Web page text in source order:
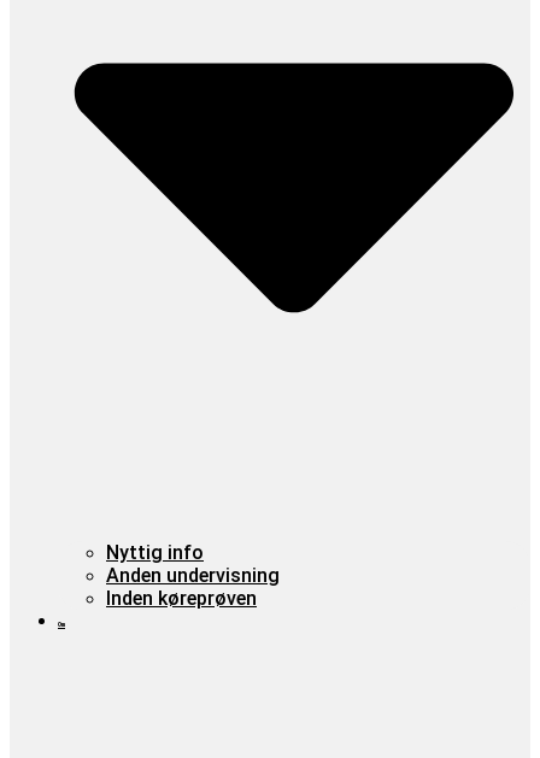
Nyttig info
Anden undervisning
Inden køreprøven
Om